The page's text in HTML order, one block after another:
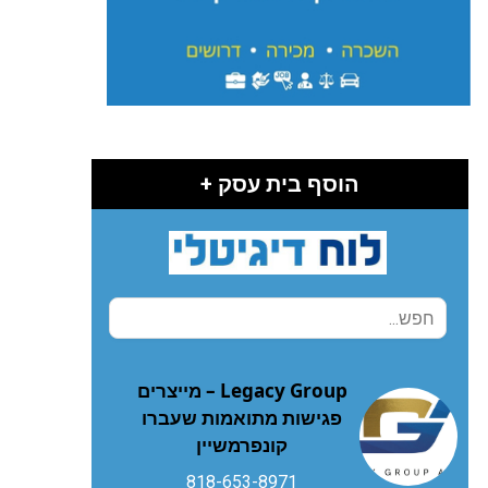
הוסף בית עסק +
Legacy Group – מייצרים
פגישות מתואמות שעברו
קונפרמשיין
818-653-8971